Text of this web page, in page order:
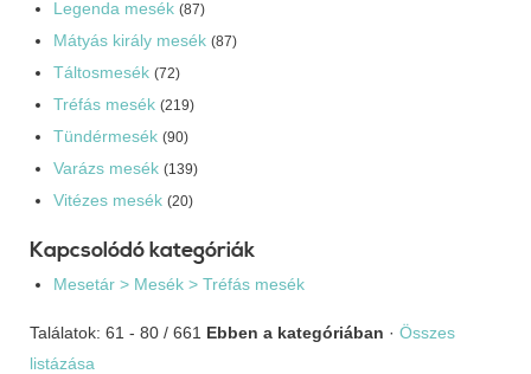
Legenda mesék (87)
Mátyás király mesék (87)
Táltosmesék (72)
Tréfás mesék (219)
Tündérmesék (90)
Varázs mesék (139)
Vitézes mesék (20)
Kapcsolódó kategóriák
Mesetár > Mesék > Tréfás mesék
Találatok: 61 - 80 / 661 Ebben a kategóriában · Összes
listázása